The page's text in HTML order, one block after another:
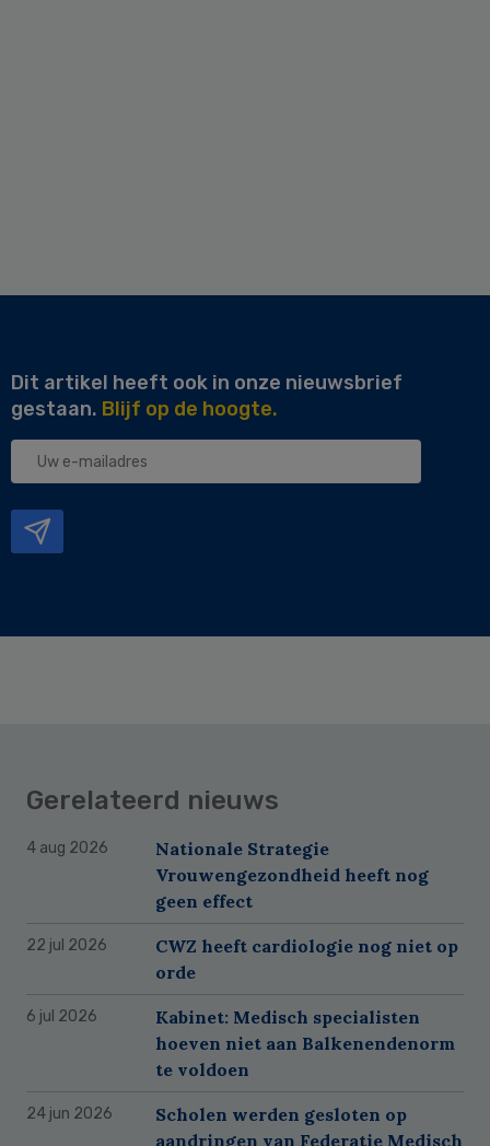
Dit artikel heeft ook in onze nieuwsbrief
gestaan. Blijf op de hoogte.
Uw
Gerelateerd nieuws
4 aug 2026
Nationale Strategie
Vrouwengezondheid heeft nog
geen effect
22 jul 2026
CWZ heeft cardiologie nog niet op
orde
6 jul 2026
Kabinet: Medisch specialisten
hoeven niet aan Balkenendenorm
te voldoen
24 jun 2026
Scholen werden gesloten op
aandringen van Federatie Medisch